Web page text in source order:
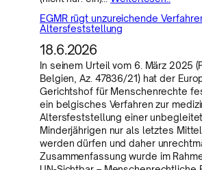
EGMR rügt unzureichende
Altersfeststellung
18.6.2026
In seinem Urteil vom 6. März 2025
Belgien, Az. 47836/21) hat der
Gerichtshof für Menschenrechte
ein belgisches Verfahren zur
Altersfeststellung einer
Minderjährigen nur als letztes
werden dürfen und daher
Zusammenfassung wurde im